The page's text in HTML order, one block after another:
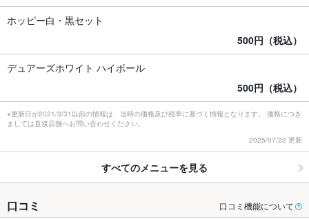
ホッピー白・黒セット
500円（税込）
デュアーズホワイト ハイボール
500円（税込）
※更新日が2021/3/31以前の情報は、当時の価格及び税率に基づく情報となります。 価格につき
ましては直接店舗へお問い合わせください。
2025/07/22 更新
すべてのメニューを見る
口コミ 口コミ機能について